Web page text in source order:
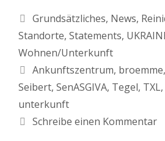
Grundsätzliches, News,
Standorte, Statements,
Wohnen/Unterkunft
Ankunftszentrum, broemme,
Seibert, SenASGIVA, Tegel, TXL,
unterkunft
Schreibe einen Kommentar